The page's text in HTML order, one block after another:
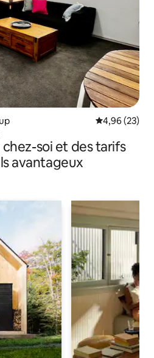
Évaluation
4,96 (23)
soi et des tarifs
avantageux